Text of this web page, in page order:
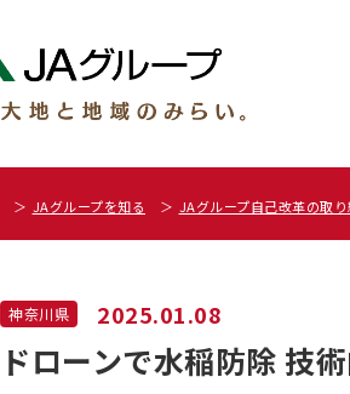
JAグループを知る JAグループ自己改革の取
神奈川県 2025.01.08
ドローンで水稲防除 技